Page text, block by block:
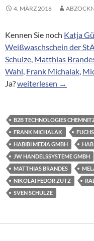
4. MÄRZ 2016
Kennen Sie noch Katja
Weißwaschschein der
Schulze, Matthias
Wahl, Frank Michalak,
Ja?Erik Hammer, ein
weiterlesen →
B2B TECHNOLOGIES
FRANK MICHALAK
HABIBI MEDIA GMBH
JW HANDELSSYSTEME GMBH
MATTHIAS BRANDES
NIKOLAI FEDOR ZUTZ
SVEN SCHULZE